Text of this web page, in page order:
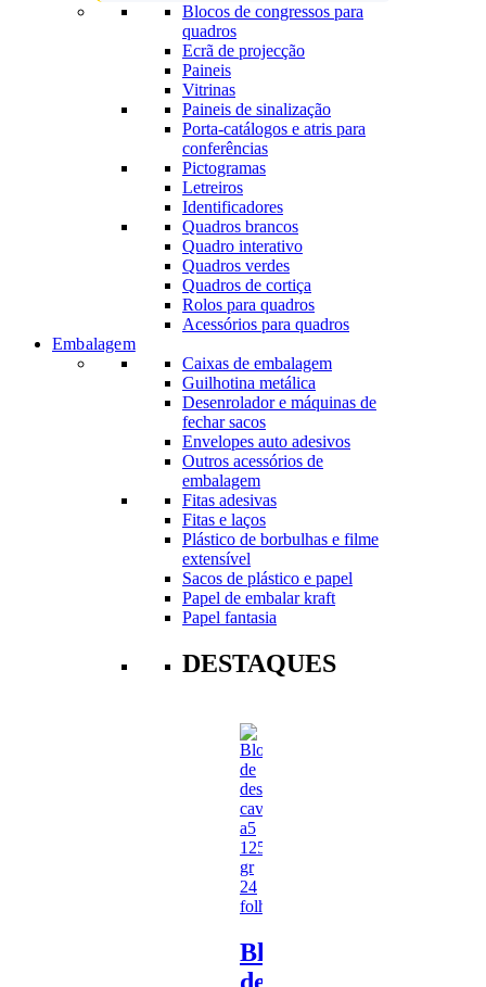
Blocos de congressos para
quadros
Ecrã de projecção
Paineis
Vitrinas
Paineis de sinalização
Porta-catálogos e atris para
conferências
Pictogramas
Letreiros
Identificadores
Quadros brancos
Quadro interativo
Quadros verdes
Quadros de cortiça
Rolos para quadros
Acessórios para quadros
Embalagem
Caixas de embalagem
Guilhotina metálica
Desenrolador e máquinas de
fechar sacos
Envelopes auto adesivos
Outros acessórios de
embalagem
Fitas adesivas
Fitas e laços
Plástico de borbulhas e filme
extensível
Sacos de plástico e papel
Papel de embalar kraft
Papel fantasia
DESTAQUES
Bloco
de